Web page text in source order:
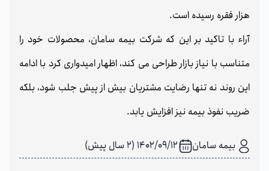
هزار فقره رسیده است.
آراء با تاکید بر این که شرکت بیمه سامان، محصولات خود را
متناسب با نیاز بازار طراحی می کند، اظهار امیدواری کرد با ادامه
این روند نه تنها رضایت مشتریان بیش از پیش جلب شود، بلکه
ضریب نفوذ بیمه نیز افزایش یابد.
بیمه سامان 1402/09/12 (2 سال پیش)